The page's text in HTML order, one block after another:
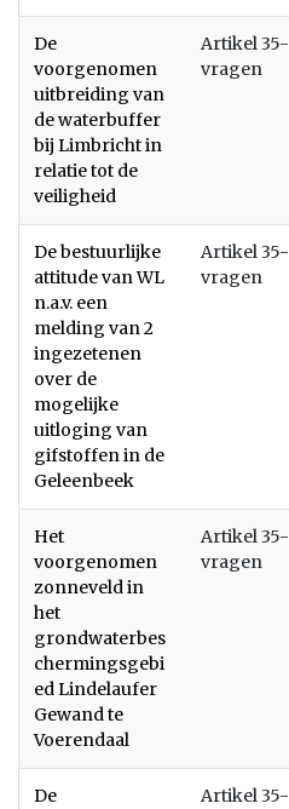
De
voorgenomen
uitbreiding van
de waterbuffer
bij Limbricht in
relatie tot de
veiligheid
Artikel 35-
vragen
De bestuurlijke
attitude van WL
n.a.v. een
melding van 2
ingezetenen
over de
mogelijke
uitloging van
gifstoffen in de
Geleenbeek
Artikel 35-
vragen
Het
voorgenomen
zonneveld in
het
grondwaterbes
chermingsgebi
ed Lindelaufer
Gewand te
Voerendaal
Artikel 35-
vragen
De
Artikel 35-